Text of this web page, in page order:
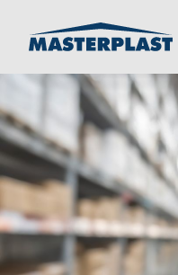
masterplastsrl.sk
PRODUKTY A SLUŽBY
O NÁS
VÝROBA
CENTRÁLNE KONTAKTY